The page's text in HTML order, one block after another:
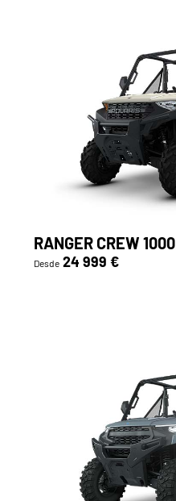
RANGER CREW 1000
Desde 24 999 €